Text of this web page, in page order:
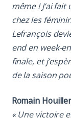
même ! J’ai
chez les
Lefrançois
end en week-
finale, et
de la saison
Romain
« Une victoire